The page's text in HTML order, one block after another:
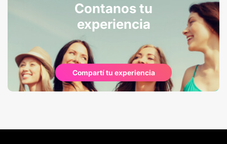
Contanos tu
experiencia
Compartí tu experiencia